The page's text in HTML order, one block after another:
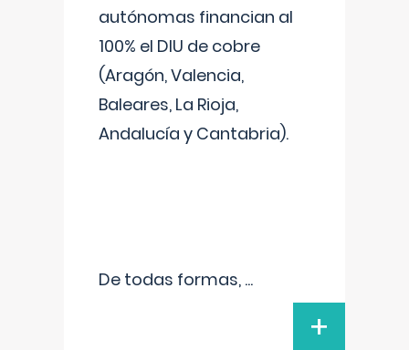
autónomas financian al
100% el DIU de cobre
(Aragón, Valencia,
Baleares, La Rioja,
Andalucía y Cantabria).
De todas formas, ...
+